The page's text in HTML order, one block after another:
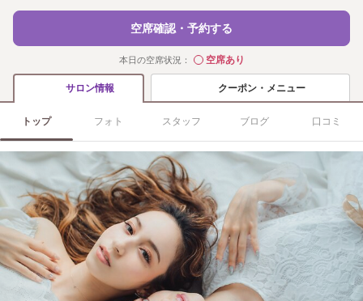
空席確認・予約する
本日の空席状況： ◯空席あり
サロン情報 クーポン・メニュー
トップ フォト スタッフ ブログ 口コミ